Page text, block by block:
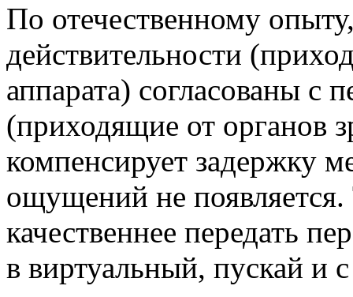
По отечественному
действительности
аппарата) согласованы с
(приходящие от органов
компенсирует задержку
ощущений не
качественнее передать
в виртуальный, пускай и